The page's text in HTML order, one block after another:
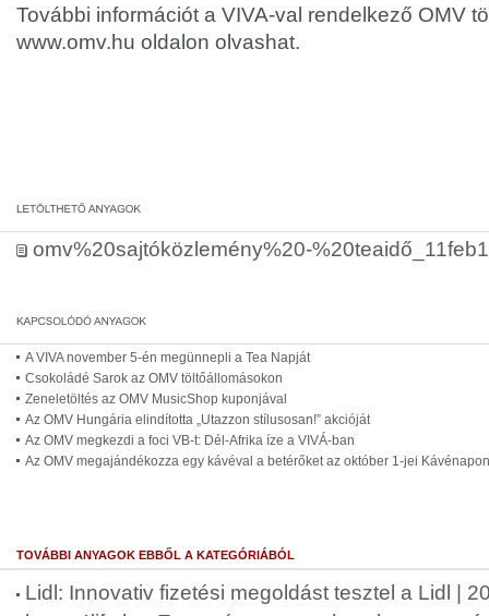
További információt a VIVA-val rendelkező OMV
www.omv.hu oldalon olvashat.
omv%20sajtóközlemény%20-
A VIVA november 5-én megünnepli a Tea Napját
Csokoládé Sarok az OMV töltőállomásokon
Zeneletöltés az OMV MusicShop kuponjával
Az OMV Hungária elindította „Utazzon stílusosan!” akcióját
Az OMV megkezdi a foci VB-t: Dél-Afrika íze a VIVÁ-ban
Az OMV megajándékozza egy kávéval a betérőket az október 1-jei Kávénapon
TOVÁBBI ANYAGOK EBBŐL A KATEGÓRIÁBÓL
Lidl: Innovativ fizetési megoldást tesztel a Lidl |